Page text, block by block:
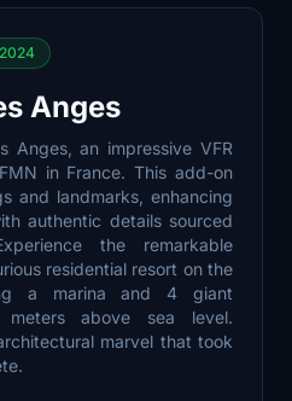
Anges
Anges, an impressive VFR
in France. This add-on
and landmarks, enhancing
authentic details sourced
the remarkable
residential resort on the
a marina and 4 giant
above sea level.
marvel that took